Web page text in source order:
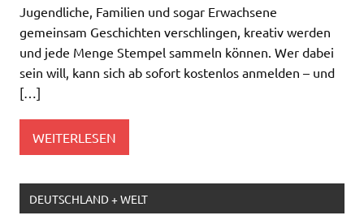
Jugendliche, Familien und sogar Erwachsene
gemeinsam Geschichten verschlingen, kreativ werden
und jede Menge Stempel sammeln können. Wer dabei
sein will, kann sich ab sofort kostenlos anmelden – und
[…]
WEITERLESEN
DEUTSCHLAND + WELT